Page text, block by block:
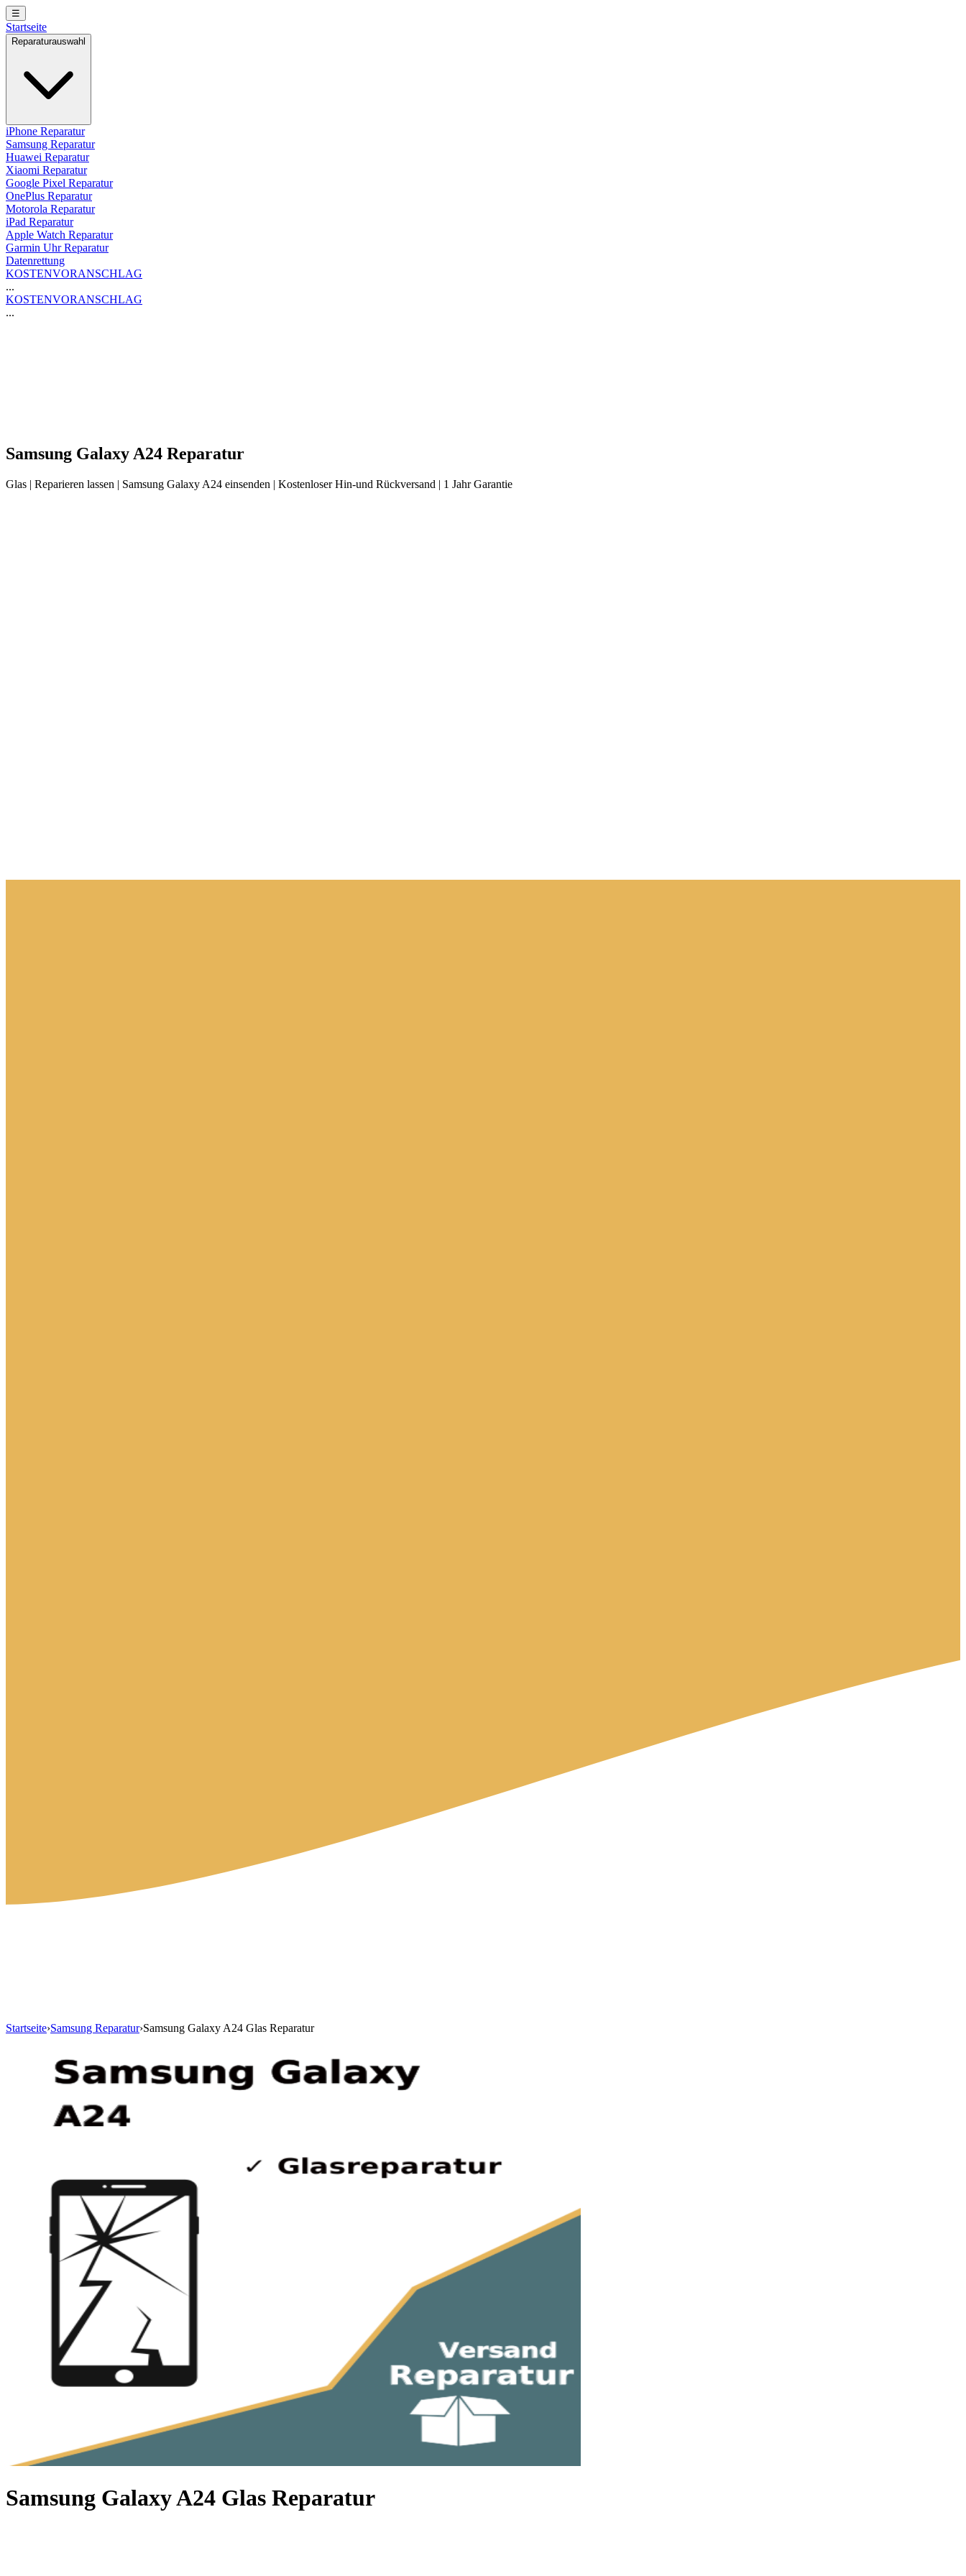
☰
Startseite
Reparaturauswahl
iPhone Reparatur
Samsung Reparatur
Huawei Reparatur
Xiaomi Reparatur
Google Pixel Reparatur
OnePlus Reparatur
Motorola Reparatur
iPad Reparatur
Apple Watch Reparatur
Garmin Uhr Reparatur
Datenrettung
KOSTENVORANSCHLAG
...
KOSTENVORANSCHLAG
...
Samsung Galaxy A24 Reparatur
Glas | Reparieren lassen | Samsung Galaxy A24 einsenden | Kostenloser Hin-und Rückversand | 1 Jahr Garantie
Startseite›Samsung Reparatur›Samsung Galaxy A24 Glas Reparatur
Samsung Galaxy A24 Glas Reparatur